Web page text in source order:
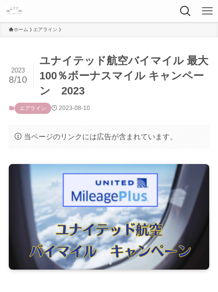
ホーム エアライン
ユナイテッド航空バイマイル 最大
100％ボーナスマイル キャンペー
ン 2023
2023
8/10
エアライン 2023-08-10
当ページのリンクには広告が含まれています。